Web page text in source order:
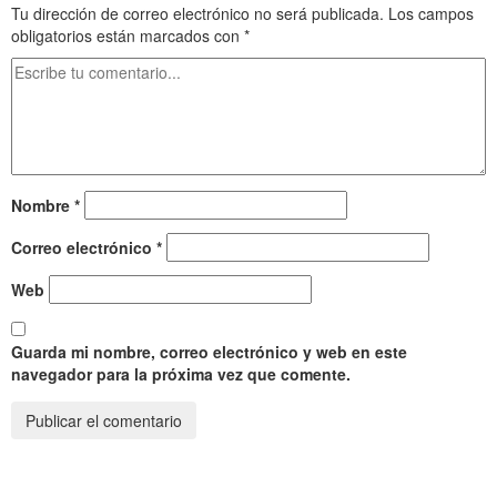
Tu dirección de correo electrónico no será publicada. Los campos
obligatorios están marcados con *
Nombre *
Correo electrónico *
Web
Guarda mi nombre, correo electrónico y web en este
navegador para la próxima vez que comente.